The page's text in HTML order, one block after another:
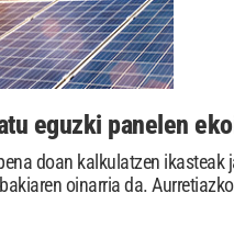
eguzki panelen
doan kalkulatzen
oinarria da.